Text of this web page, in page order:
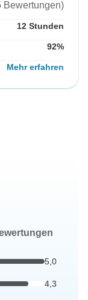
Bewertungen)
12 Stunden
92%
Mehr erfahren
5,0
4,3